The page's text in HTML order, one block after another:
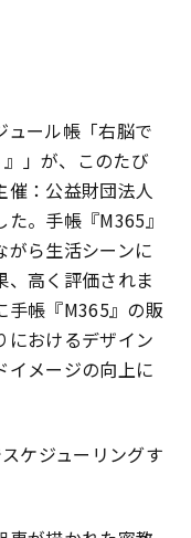
ュール帳「右脳で
」が、このたび
催：公益財団法人
。手帳『M365』
がら生活シーンに
、高く評価されま
手帳『M365』の販
におけるデザイン
イメージの向上に
ケジューリングす